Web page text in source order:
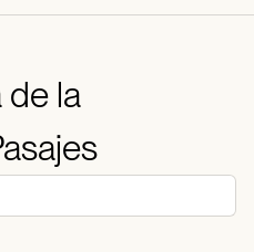
de la